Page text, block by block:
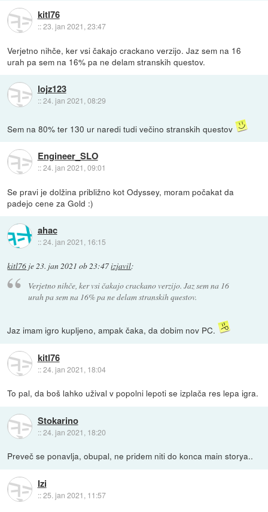
kitl76
::23. jan 2021, 23:47
Verjetno nihče, ker vsi čakajo crackano verzijo. Jaz sem na 16
urah pa sem na 16% pa ne delam stranskih questov.
lojz123
::24. jan 2021, 08:29
Sem na 80% ter 130 ur naredi tudi večino stranskih questov
Engineer_SLO
::24. jan 2021, 09:01
Se pravi je dolžina približno kot Odyssey, moram počakat da
padejo cene za Gold :)
ahac
::24. jan 2021, 16:15
kitl76 je23. jan 2021 ob 23:47izjavil:
Verjetno nihče, ker vsi čakajo crackano verzijo. Jaz sem na 16
urah pa sem na 16% pa ne delam stranskih questov.
Jaz imam igro kupljeno, ampak čaka, da dobim nov PC.
kitl76
::24. jan 2021, 18:04
To pal, da boš lahko užival v popolni lepoti se izplača res lepa igra.
Stokarino
::24. jan 2021, 18:20
Preveč se ponavlja, obupal, ne pridem niti do konca main storya..
Izi
::25. jan 2021, 11:57